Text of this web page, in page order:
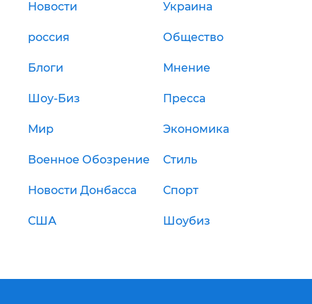
Новости Украина
россия Общество
Блоги Мнение
Шоу-Биз Пресса
Мир Экономика
Военное Обозрение Стиль
Новости Донбасса Спорт
США Шоубиз